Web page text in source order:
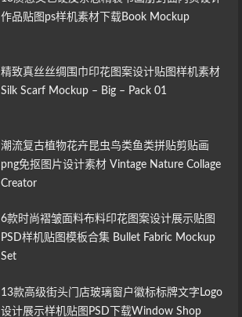
作品贴图ps样机素材下载Book Mockup
精致真丝丝绸围巾印花图案设计贴图样机素材
Silk Scarf Mockup – Big – Pack 01
潮流复古植物花卉昆虫鸟类鱼类拼贴剪贴画
png免抠图片设计素材 Vintage Nature Collage
Creator
6款时尚褶皱面料布料印花图案设计展示贴图
PSD样机贴图模板合集 Bullet Fabric Mockup
Set
13款高级街头门店玻璃窗户徽标标牌文字Logo
设计展示样机贴图PSD下载Window Shop